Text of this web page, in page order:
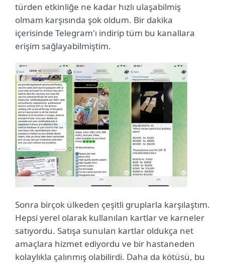
türden etkinliğe ne kadar hızlı ulaşabilmiş
olmam karşısında şok oldum. Bir dakika
içerisinde Telegram'ı indirip tüm bu kanallara
erişim sağlayabilmiştim.
Sonra birçok ülkeden çeşitli gruplarla karşılaştım.
Hepsi yerel olarak kullanılan kartlar ve karneler
satıyordu. Satışa sunulan kartlar oldukça net
amaçlara hizmet ediyordu ve bir hastaneden
kolaylıkla çalınmış olabilirdi. Daha da kötüsü, bu